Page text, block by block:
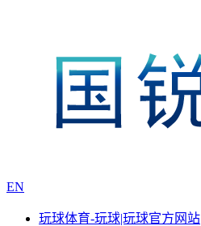
EN
玩球体育-玩球|玩球官方网站